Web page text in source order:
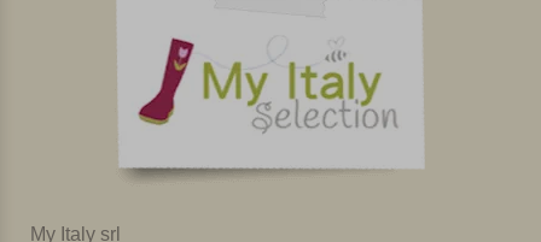
My Italy srl